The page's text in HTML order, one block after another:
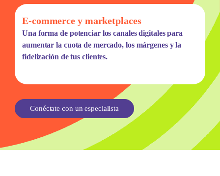
E-commerce y marketplaces
Una forma de potenciar los canales digitales para
aumentar la cuota de mercado, los márgenes y la
fidelización de tus clientes.
Conéctate con un especialista